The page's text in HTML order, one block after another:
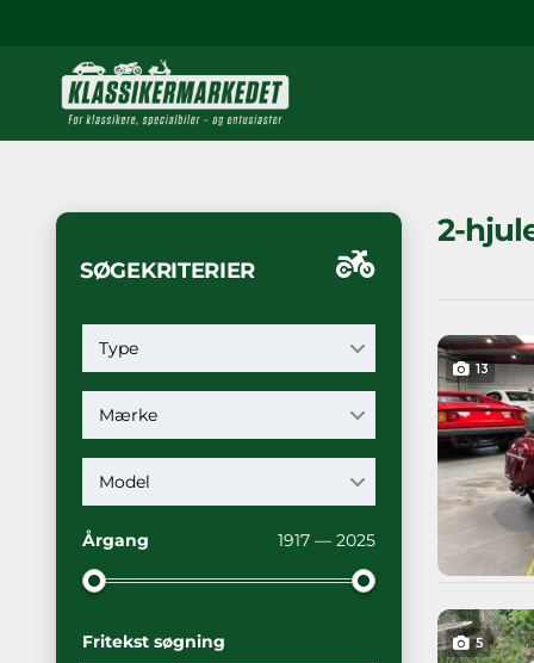
SØGEKRITERIER
Type
Mærke
Model
Årgang 1917 — 2025
Fritekst søgning
2-
13
5